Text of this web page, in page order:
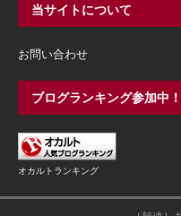
当サイトについて
お問い合わせ
ブログランキング参加中！
オカルトランキング